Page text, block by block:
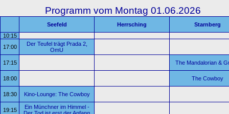
Programm vom Montag 01.06.2026
Seefeld Herrsching
Starnberg
10:15
17:00
Der Teufel trägt Prada 2,
OmU
17:15 The Mandalorian &
18:00 The Cowboy
18:30 Kino-Lounge: The Cowboy
19:15
Ein Münchner im Himmel -